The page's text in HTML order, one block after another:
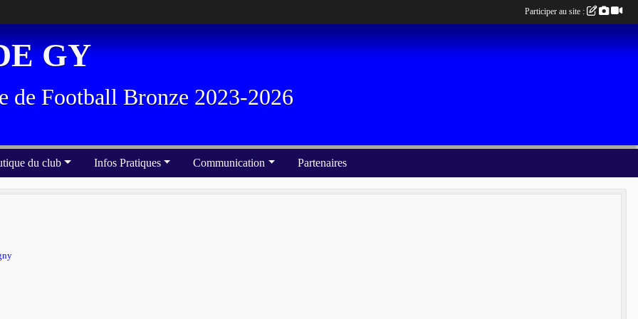
GY
de Football Bronze 2023-2026
du club Infos Pratiques Communication Partenaires
Participer au site :